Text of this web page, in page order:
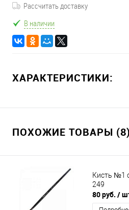
Рассчитать доставку
В наличии
ХАРАКТЕРИСТИКИ:
ПОХОЖИЕ ТОВАРЫ (8)
Кисть №1
249
80 руб. /